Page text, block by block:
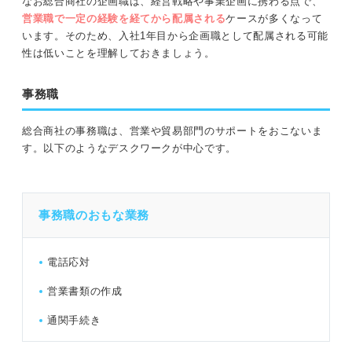
営業職で一定の経験を経てから配属されるケースが多くなって
います。そのため、入社1年目から企画職として配属される可能
性は低いことを理解しておきましょう。
事務職
総合商社の事務職は、営業や貿易部門のサポートをおこないま
す。以下のようなデスクワークが中心です。
事務職のおもな業務
電話応対
営業書類の作成
通関手続き